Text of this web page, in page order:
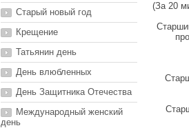
Старый новый год
Крещение
Татьянин день
День влюбленных
День Защитника Отечества
Международный женский
день
(За 20